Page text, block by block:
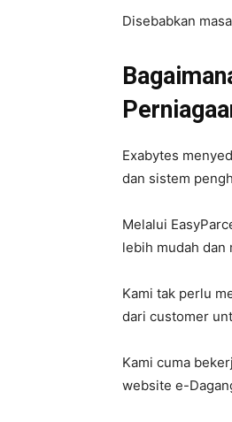
Disebabkan
Exabytes
dan sistem
Melalui
lebih mudah dan
Kami tak perlu
dari customer
Kami cuma
website e-